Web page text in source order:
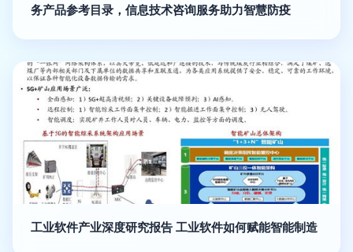
务产品参考目录，信息技术咨询服务助力智慧防疫
工业软件产业深度研究报告 工业软件如何赋能智能制造